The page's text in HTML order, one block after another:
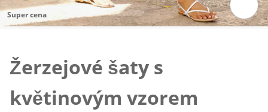
Super cena
Žerzejové šaty s
květinovým vzorem